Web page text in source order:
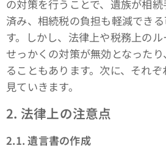
の対策を行うことで、遺族が相
済み、相続税の負担も軽減でき
す。しかし、法律上や税務上のル
せっかくの対策が無効となった
ることもあります。次に、それ
見ていきます。
2. 法律上の注意点
2.1.遺言書の作成